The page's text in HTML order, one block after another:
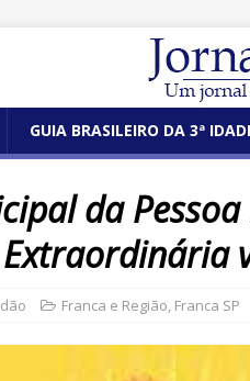
GUIA BRASILEIRO DA 3ª
da
Franca e Região, Franca SP